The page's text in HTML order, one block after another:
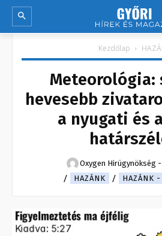
Kezdőlap
Meteorológia:
hevesebb
a nyugati és
Oxygen Hirügynökség -
HAZÁNK
HAZÁNK -